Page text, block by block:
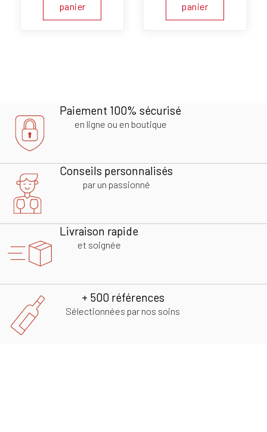
panier
panier
Paiement 100% sécurisé
en ligne ou en boutique
Conseils personnalisés
par un passionné
Livraison rapide
et soignée
+ 500 références
Sélectionnées par nos soins